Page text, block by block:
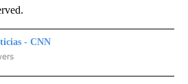
- CNN
- CNN" TO RECEIVE NOTIFICATIONS ABOUT